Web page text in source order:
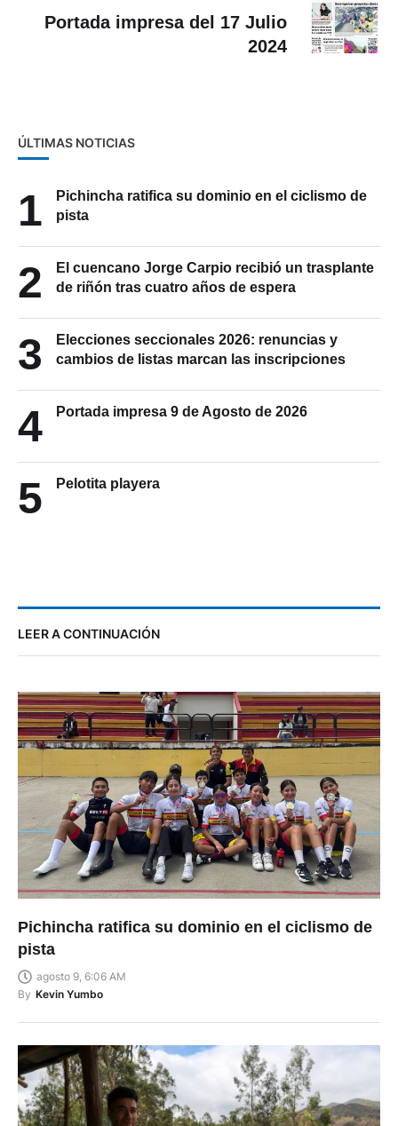
Portada impresa del 17 Julio
2024
ÚLTIMAS NOTICIAS
1
Pichincha ratifica su dominio en el ciclismo de
pista
2
El cuencano Jorge Carpio recibió un trasplante
de riñón tras cuatro años de espera
3
Elecciones seccionales 2026: renuncias y
cambios de listas marcan las inscripciones
4 Portada impresa 9 de Agosto de 2026
5 Pelotita playera
LEER A CONTINUACIÓN
Pichincha ratifica su dominio en el ciclismo de
pista
agosto 9, 6:06 AM
By Kevin Yumbo